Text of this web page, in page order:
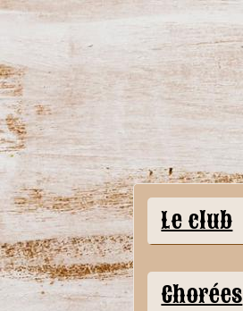
Le club
Chorées